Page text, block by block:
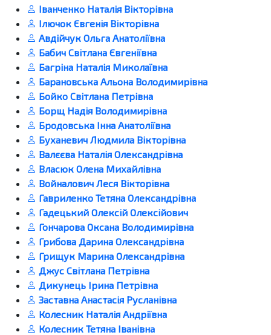
Іванченко Наталія Вікторівна
Ілючок Євгенія Вікторівна
Авдійчук Ольга Анатоліївна
Бабич Світлана Євгеніївна
Багріна Наталія Миколаївна
Барановська Альона Володимирівна
Бойко Світлана Петрівна
Борщ Надія Володимирівна
Бродовська Інна Анатоліївна
Буханевич Людмила Вікторівна
Валєєва Наталія Олександрівна
Власюк Олена Михайлівна
Войналович Леся Вікторівна
Гавриленко Тетяна Олександрівна
Гадецький Олексій Олексійович
Гончарова Оксана Володимирівна
Грибова Дарина Олександрівна
Грищук Марина Олександрівна
Джус Світлана Петрівна
Дикунець Ірина Петрівна
Заставна Анастасія Русланівна
Колесник Наталія Андріївна
Колесник Тетяна Іванівна